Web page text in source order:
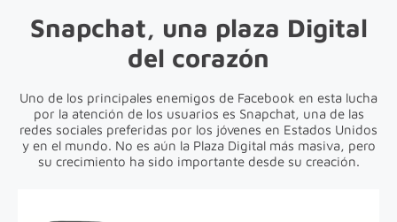
Snapchat, una plaza Digital
del corazón
Uno de los principales enemigos de Facebook en esta lucha
por la atención de los usuarios es Snapchat, una de las
redes sociales preferidas por los jóvenes en Estados Unidos
y en el mundo. No es aún la Plaza Digital más masiva, pero
su crecimiento ha sido importante desde su creación.